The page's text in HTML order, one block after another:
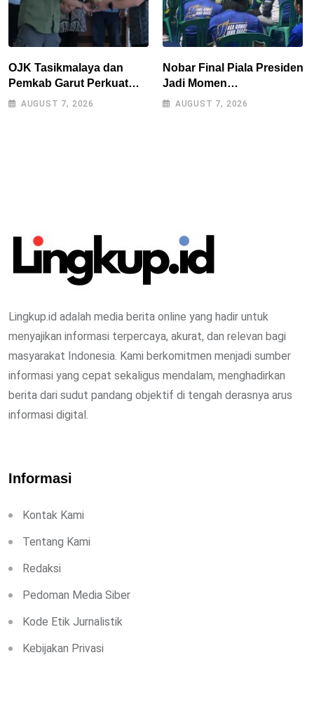
OJK Tasikmalaya dan
Pemkab Garut Perkuat
Akses Pembiayaan Petani
AUGUST 7, 2026
Nobar Final Piala Presiden
Jadi Momen
Kebersamaan, Polres
AUGUST 7, 2026
Lingkup.id adalah media berita online yang hadir untuk
menyajikan informasi terpercaya, akurat, dan relevan bagi
masyarakat Indonesia. Kami berkomitmen menjadi sumber
informasi yang cepat sekaligus mendalam, menghadirkan
berita dari sudut pandang objektif di tengah derasnya arus
informasi digital.
Informasi
Kontak Kami
Tentang Kami
Redaksi
Pedoman Media Siber
Kode Etik Jurnalistik
Kebijakan Privasi